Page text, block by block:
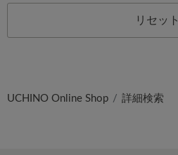
リセット
UCHINO Online Shop 詳細検索